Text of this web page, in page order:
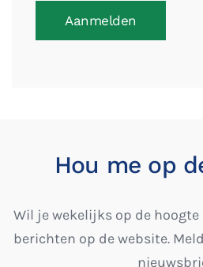
Aanmelden
Hou me op
Wil je wekelijks op de
berichten op de website.